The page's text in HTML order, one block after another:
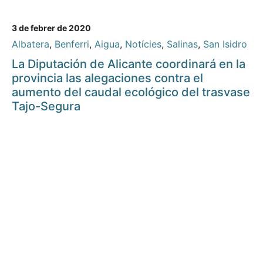
3 de febrer de 2020
Albatera, Benferri, Aigua, Notícies, Salinas, San Isidro
La Diputación de Alicante coordinará en la
provincia las alegaciones contra el
aumento del caudal ecológico del trasvase
Tajo-Segura